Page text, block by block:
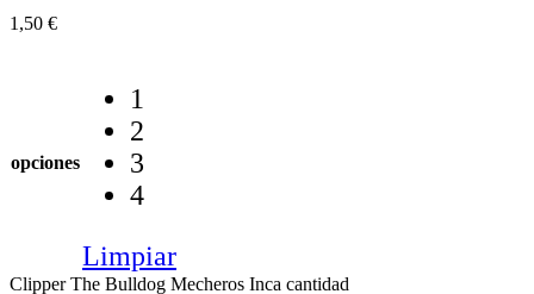
1,50 €
opciones
1
2
3
4
Limpiar
Clipper The Bulldog Mecheros Inca cantidad